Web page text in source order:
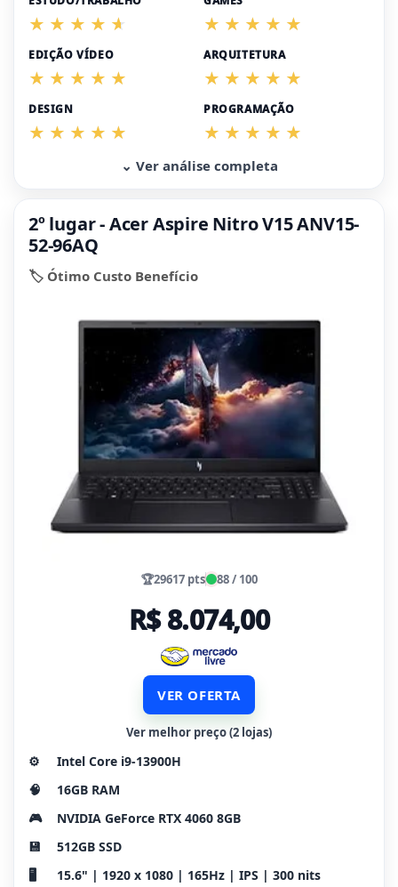
EDIÇÃO VÍDEO ARQUITETURA
DESIGN PROGRAMAÇÃO
⌄ Ver análise completa
2º lugar - Acer Aspire Nitro V15 ANV15-
52-96AQ
🏷️ Ótimo Custo Benefício
🏆29617 pts 88 / 100
R$ 8.074,00
VER OFERTA
Ver melhor preço (2 lojas)
⚙️
Intel Core i9-13900H
🧠
16GB RAM
🎮
NVIDIA GeForce RTX 4060 8GB
💾
512GB SSD
🖥️
15.6" | 1920 x 1080 | 165Hz | IPS | 300 nits